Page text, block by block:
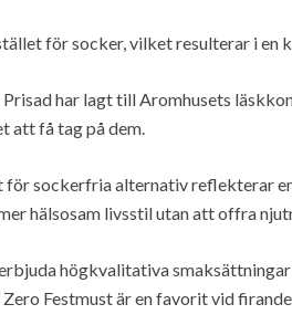
för socker, vilket resulterar i en
har lagt till Aromhusets
att få tag på dem.
sockerfria alternativ reflekterar
hälsosam livsstil utan att offra
högkvalitativa
Festmust är en favorit vid